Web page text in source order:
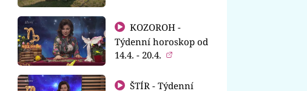
KOZOROH -
Týdenní horoskop od
14.4. - 20.4.
ŠTÍR - Týdenní